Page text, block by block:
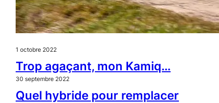
1 octobre 2022
Trop agaçant, mon Kamiq…
30 septembre 2022
Quel hybride pour remplacer